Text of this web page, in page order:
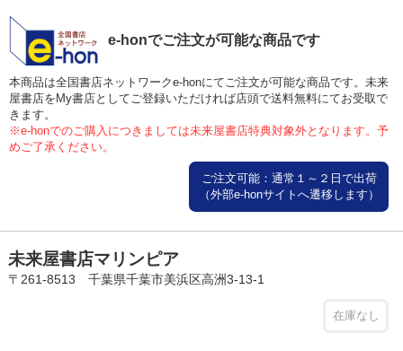
e-honでご注文が可能な商品です
本商品は全国書店ネットワークe-honにてご注文が可能な商品です。未来
屋書店をMy書店としてご登録いただければ店頭で送料無料にてお受取で
きます。
※e-honでのご購入につきましては未来屋書店特典対象外となります。予
めご了承ください。
ご注文可能：通常１～２日で出荷
（外部e-honサイトへ遷移します）
未来屋書店マリンピア
〒261-8513 千葉県千葉市美浜区高洲3-13-1
在庫なし